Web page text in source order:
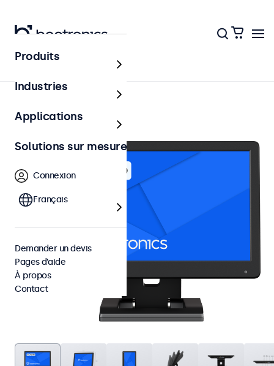
Produits
Industries
Applications
Solutions sur mesure
Connexion
Français
Demander un devis
Pages d’aide
À propos
Contact